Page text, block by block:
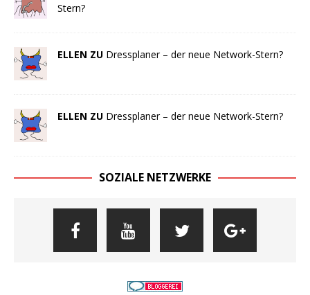
Stern?
ELLEN ZU Dressplaner – der neue Network-Stern?
ELLEN ZU Dressplaner – der neue Network-Stern?
SOZIALE NETZWERKE